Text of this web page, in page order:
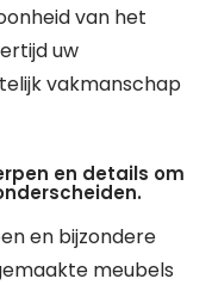
van het
uw
vakmanschap
en details om
en bijzondere
meubels